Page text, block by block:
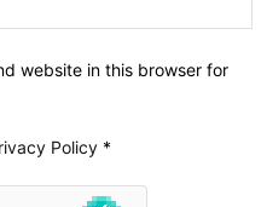
website in this browser for
Policy *